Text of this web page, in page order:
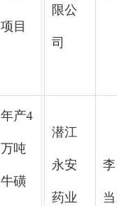
项目
限公
司
年产4
万吨
牛磺
潜江
永安
药业